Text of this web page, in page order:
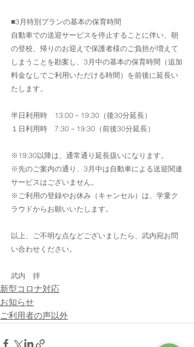
■3月特別プランの基本の保育時間
自動車での送迎サービスを停止することに伴い、朝
の登校、帰りのお迎えで保護者様のご負担が増えて
しまうことを勘案し、3月中の基本の保育時間（追加
料金なしでご利用いただける時間）を前後に延長い
たします。
半日利用時　13:00－19:30（後30分延長）
１日利用時　7:30－19:30（前後30分延長）
※19:30以降は、通常通り延長扱いになります。
※先のご案内の通り、3月中は自動車による送迎関連
サービスはございません。
※ご利用の登録やお休み（キャンセル）は、学童ク
ラウドからお願いいたします。
以上、ご不明な点などございましたら、武内宛お問
い合わせください。
武内　拝
新型コロナ対応
お知らせ
ご利用者の声以外